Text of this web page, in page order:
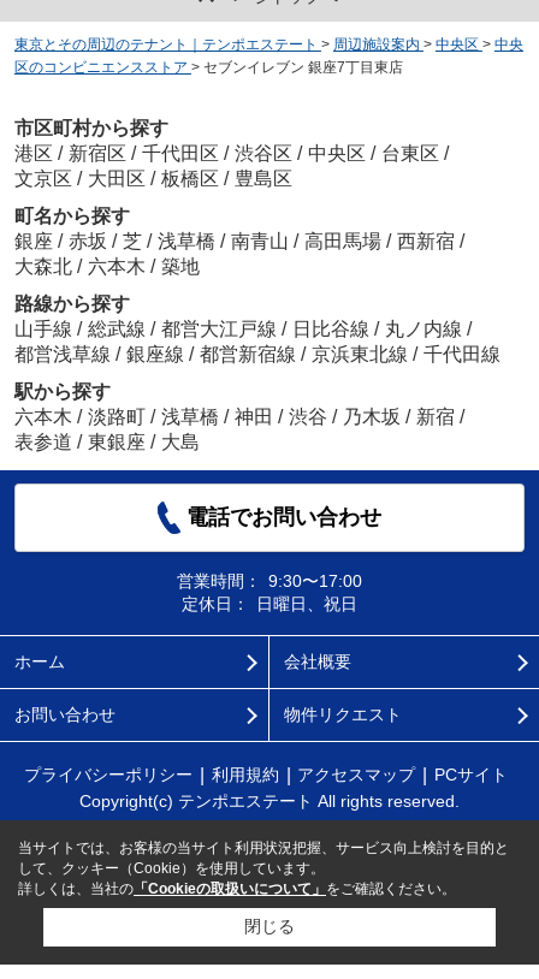
東京とその周辺のテナント｜テンポエステート > 周辺施設案内 > 中央区 > 中央
区のコンビニエンスストア > セブンイレブン 銀座7丁目東店
市区町村から探す
港区 / 新宿区 / 千代田区 / 渋谷区 / 中央区 / 台東区 /
文京区 / 大田区 / 板橋区 / 豊島区
町名から探す
銀座 / 赤坂 / 芝 / 浅草橋 / 南青山 / 高田馬場 / 西新宿 /
大森北 / 六本木 / 築地
路線から探す
山手線 / 総武線 / 都営大江戸線 / 日比谷線 / 丸ノ内線 /
都営浅草線 / 銀座線 / 都営新宿線 / 京浜東北線 / 千代田線
駅から探す
六本木 / 淡路町 / 浅草橋 / 神田 / 渋谷 / 乃木坂 / 新宿 /
表参道 / 東銀座 / 大島
電話でお問い合わせ
営業時間：
9:30〜17:00
定休日：
日曜日、祝日
ホーム 会社概要
お問い合わせ 物件リクエスト
プライバシーポリシー 利用規約 アクセスマップ
PCサイト
Copyright(c) テンポエステート All rights reserved.
当サイトでは、お客様の当サイト利用状況把握、サービス向上検討を目的と
して、クッキー（Cookie）を使用しています。
詳しくは、当社の 「Cookieの取扱いについて」 をご確認ください。
閉じる